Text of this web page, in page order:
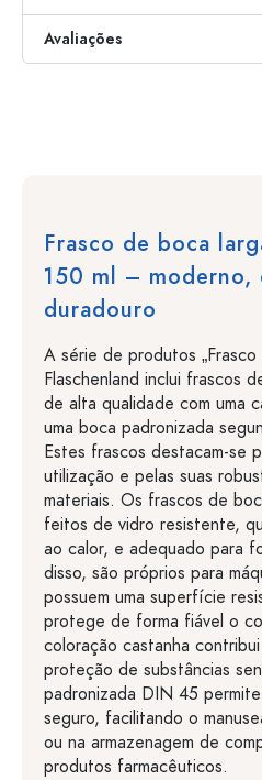
Avaliações
Frasco de boca
150 ml – moderno,
duradouro
A série de produtos
Flaschenland inclui frascos
de alta qualidade com uma
uma boca padronizada
Estes frascos destacam-se
utilização e pelas suas
materiais. Os frascos de
feitos de vidro resistente,
ao calor, e adequado para
disso, são próprios para
possuem uma superfície
protege de forma fiável o
coloração castanha
proteção de substâncias
padronizada DIN 45
seguro, facilitando o
ou na armazenagem de
produtos farmacêuticos.